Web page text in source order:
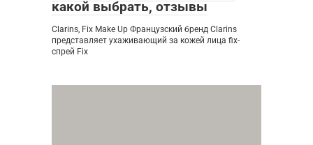
какой выбрать, отзывы
Clarins, Fix Make Up Французский бренд Clarins
представляет ухаживающий за кожей лица fix-
спрей Fix